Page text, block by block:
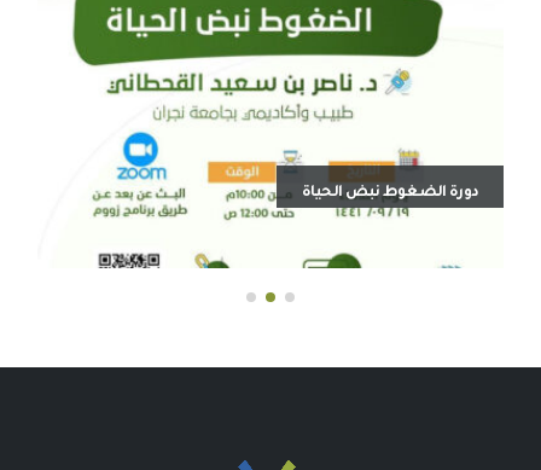
دورة الضغوط نبض الحياة